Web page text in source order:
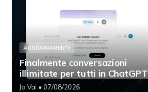
AGGIORNAMENTI
Finalmente conversazioni
illimitate per tutti in ChatGPT
Jo Val • 07/08/2026